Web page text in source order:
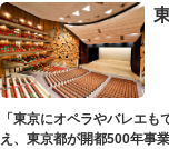
の昔、すぐ近くを流れる隅
の銀杏で、今なおそのパワ
また、江戸時代から伝わる
くお腹が袋代わりの形をし
います。（御開帳期間 1月1
「東京にオペラやバレエ
え、東京都が開都500年事